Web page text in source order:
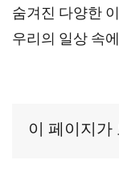
숨겨진 다양한
우리의 일상 속
이 페이지가